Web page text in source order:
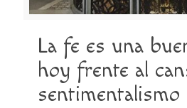
La fe es una
hoy frente al
sentimentalismo